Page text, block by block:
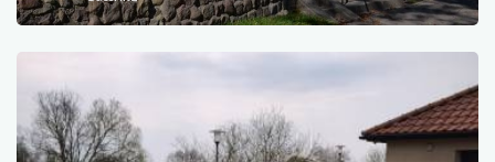
культури та розваг
Військові